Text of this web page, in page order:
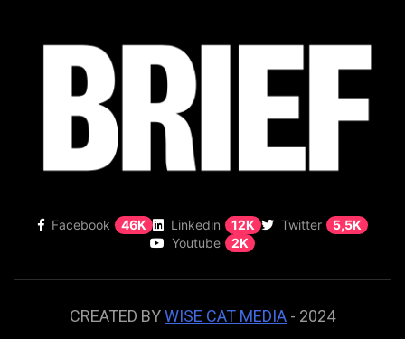
Facebook 46K Linkedin 12K Twitter
5,5K
Youtube
2K
CREATED BYWISE CAT MEDIA - 2024